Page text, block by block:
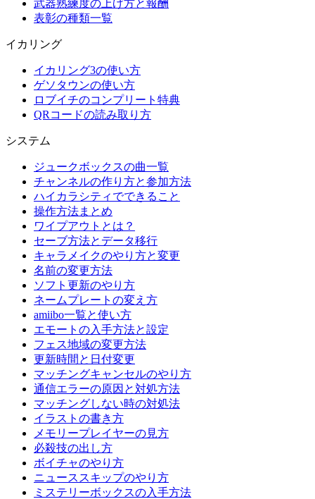
武器熟練度の上げ方と報酬
表彰の種類一覧
イカリング
イカリング3の使い方
ゲソタウンの使い方
ロブイチのコンプリート特典
QRコードの読み取り方
システム
ジュークボックスの曲一覧
チャンネルの作り方と参加方法
ハイカラシティでできること
操作方法まとめ
ワイプアウトとは？
セーブ方法とデータ移行
キャラメイクのやり方と変更
名前の変更方法
ソフト更新のやり方
ネームプレートの変え方
amiibo一覧と使い方
エモートの入手方法と設定
フェス地域の変更方法
更新時間と日付変更
マッチングキャンセルのやり方
通信エラーの原因と対処方法
マッチングしない時の対処法
イラストの書き方
メモリープレイヤーの見方
必殺技の出し方
ボイチャのやり方
ニューススキップのやり方
ミステリーボックスの入手方法